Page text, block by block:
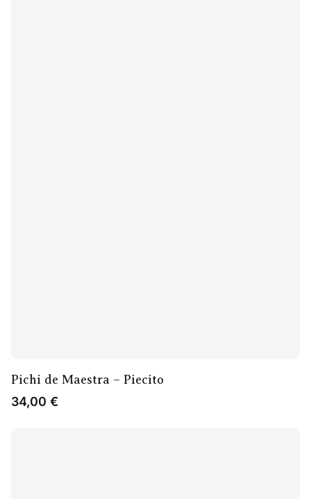
Pichi de Maestra – Piecito
34,00 €